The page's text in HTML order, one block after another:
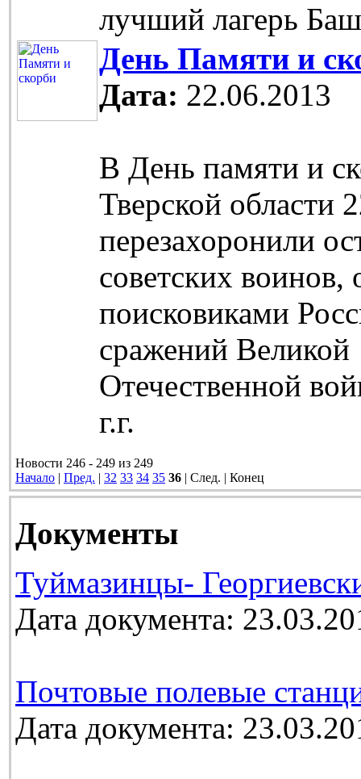
лучший лагерь
День Памяти и
Дата: 22.06.2013
В День памяти и
Тверской области
перезахоронили
советских
поисковиками
сражений Великой
Отечественной
г.г.
Новости 246 - 249 из 249
Начало | Пред. | 32 33 34 35 36 | След. | Конец
Документы
Туймазинцы-
Дата документа:
Почтовые полевые
Дата документа: